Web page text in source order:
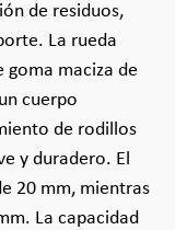
de residuos,
La rueda
goma maciza de
cuerpo
de rodillos
y duradero. El
20 mm, mientras
La capacidad